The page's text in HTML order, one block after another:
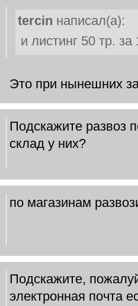
tercin написал(а):
и листинг 50 тр. за
Это при нынешних
Подскажите развоз
склад у них?
по магазинам
Подскажите,
электронная почта